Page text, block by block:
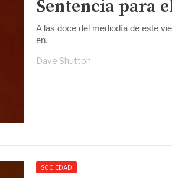
Sentencia para
A las doce del mediodía de este
en.
Dave Shutton
SOCIEDAD